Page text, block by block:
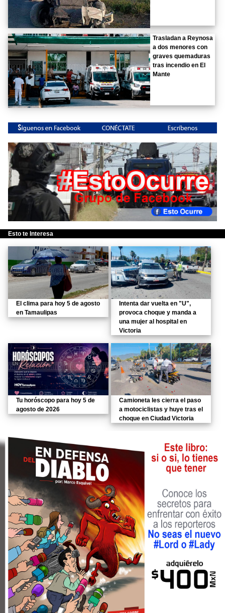
Trasladan a Reynosa
a dos menores con
graves quemaduras
tras incendio en El
Mante
Esto te Interesa
El clima para hoy 5 de agosto
en Tamaulipas
Intenta dar vuelta en "U",
provoca choque y manda a
una mujer al hospital en
Victoria
Tu horóscopo para hoy 5 de
agosto de 2026
Camioneta les cierra el paso
a motociclistas y huye tras el
choque en Ciudad Victoria